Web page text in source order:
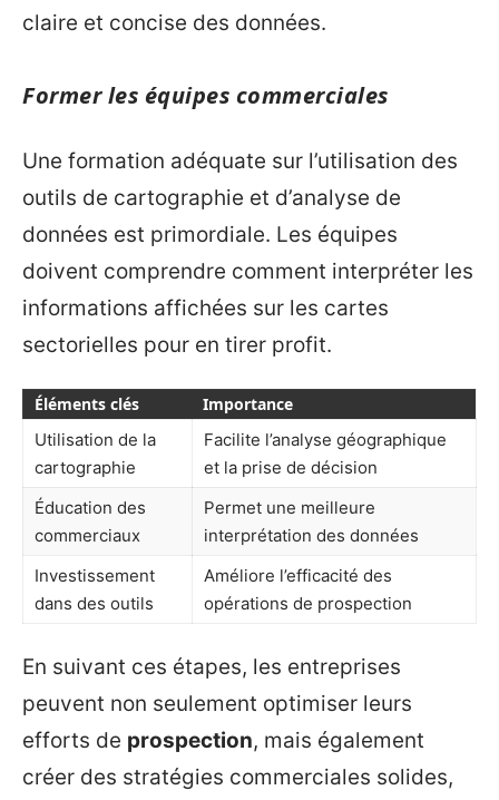
claire et concise des données.
Former les équipes commerciales
Une formation adéquate sur l’utilisation des
outils de cartographie et d’analyse de
données est primordiale. Les équipes
doivent comprendre comment interpréter les
informations affichées sur les cartes
sectorielles pour en tirer profit.
Éléments clés
Importance
Utilisation de la
cartographie
Facilite l’analyse géographique
et la prise de décision
Éducation des
commerciaux
Permet une meilleure
interprétation des données
Investissement
dans des outils
Améliore l’efficacité des
opérations de prospection
En suivant ces étapes, les entreprises
peuvent non seulement optimiser leurs
efforts de prospection, mais également
créer des stratégies commerciales solides,